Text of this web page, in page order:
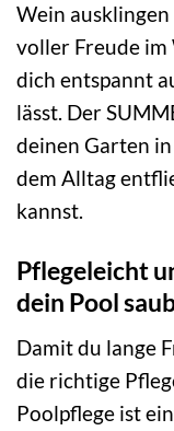
Wein
voller Freude im
dich entspannt
lässt. Der
deinen Garten
dem Alltag
kannst.
Pflegeleicht
dein Pool
Damit du lange
die richtige
Poolpflege ist